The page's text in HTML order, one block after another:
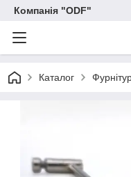
Компанія "ODF"
Каталог